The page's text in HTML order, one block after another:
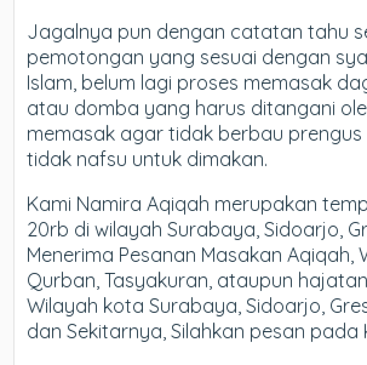
Jagalnya pun dengan catatan tahu
pemotongan yang sesuai dengan
Islam, belum lagi proses memasak
atau domba yang harus ditangani
memasak agar tidak berbau
tidak nafsu untuk dimakan.
Kami Namira Aqiqah merupakan
20rb di wilayah Surabaya, Sidoarjo,
Menerima Pesanan Masakan Aqiqah,
Qurban, Tasyakuran, ataupun
Wilayah kota Surabaya, Sidoarjo,
dan Sekitarnya, Silahkan pesan pada